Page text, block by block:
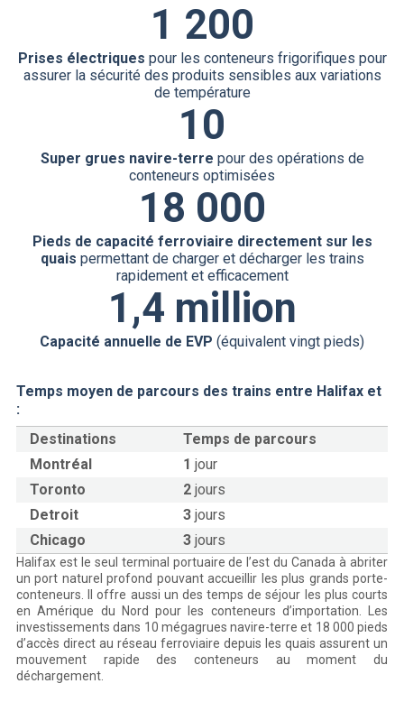
1 200
Prises électriques pour les conteneurs frigorifiques pour
assurer la sécurité des produits sensibles aux variations
de température
10
Super grues navire-terre pour des opérations de
conteneurs optimisées
18 000
Pieds de capacité ferroviaire directement sur les
quais permettant de charger et décharger les trains
rapidement et efficacement
1,4 million
Capacité annuelle de EVP (équivalent vingt pieds)
Temps moyen de parcours des trains entre Halifax et
:
Destinations
Temps de parcours
Montréal
1 jour
Toronto
2 jours
Detroit
3 jours
Chicago
3 jours
Halifax est le seul terminal portuaire de l’est du Canada à abriter
un port naturel profond pouvant accueillir les plus grands porte-
conteneurs. Il offre aussi un des temps de séjour les plus courts
en Amérique du Nord pour les conteneurs d’importation. Les
investissements dans 10 mégagrues navire-terre et 18 000 pieds
d’accès direct au réseau ferroviaire depuis les quais assurent un
mouvement rapide des conteneurs au moment du
déchargement.